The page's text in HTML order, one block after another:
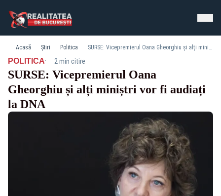
Acasă Știri Politica SURSE: Vicepremierul Oana Gheorghiu și alți miniștri vor fi audiați la DNA
POLITICA· 2 min citire
SURSE: Vicepremierul Oana
Gheorghiu și alți miniștri vor fi audiați
la DNA